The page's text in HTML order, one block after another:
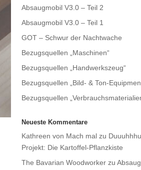
Absaugmobil V3.0 – Teil 2
Absaugmobil V3.0 – Teil 1
GOT – Schwur der Nachtwache
Bezugsquellen „Maschinen“
Bezugsquellen „Handwerkszeug“
Bezugsquellen „Bild- & Ton-
Bezugsquellen
Neueste Kommentare
Kathreen von Mach malzu
Projekt: Die Kartoffel-Pflanzkiste
The Bavarian Woodworkerzu